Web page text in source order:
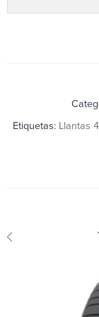
Etiquetas: Llantas